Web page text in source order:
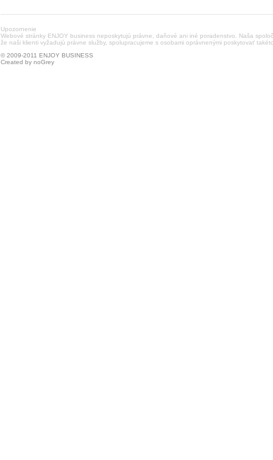
Upozornenie
Webové stránky ENJOY business neposkytujú právne, daňové ani iné poradenstvo. Naša
že naši klienti vyžadujú právne služby, spolupracujeme s osobami oprávnenými poskytovať
© 2009-2011 ENJOY BUSINESS
Created by noGrey